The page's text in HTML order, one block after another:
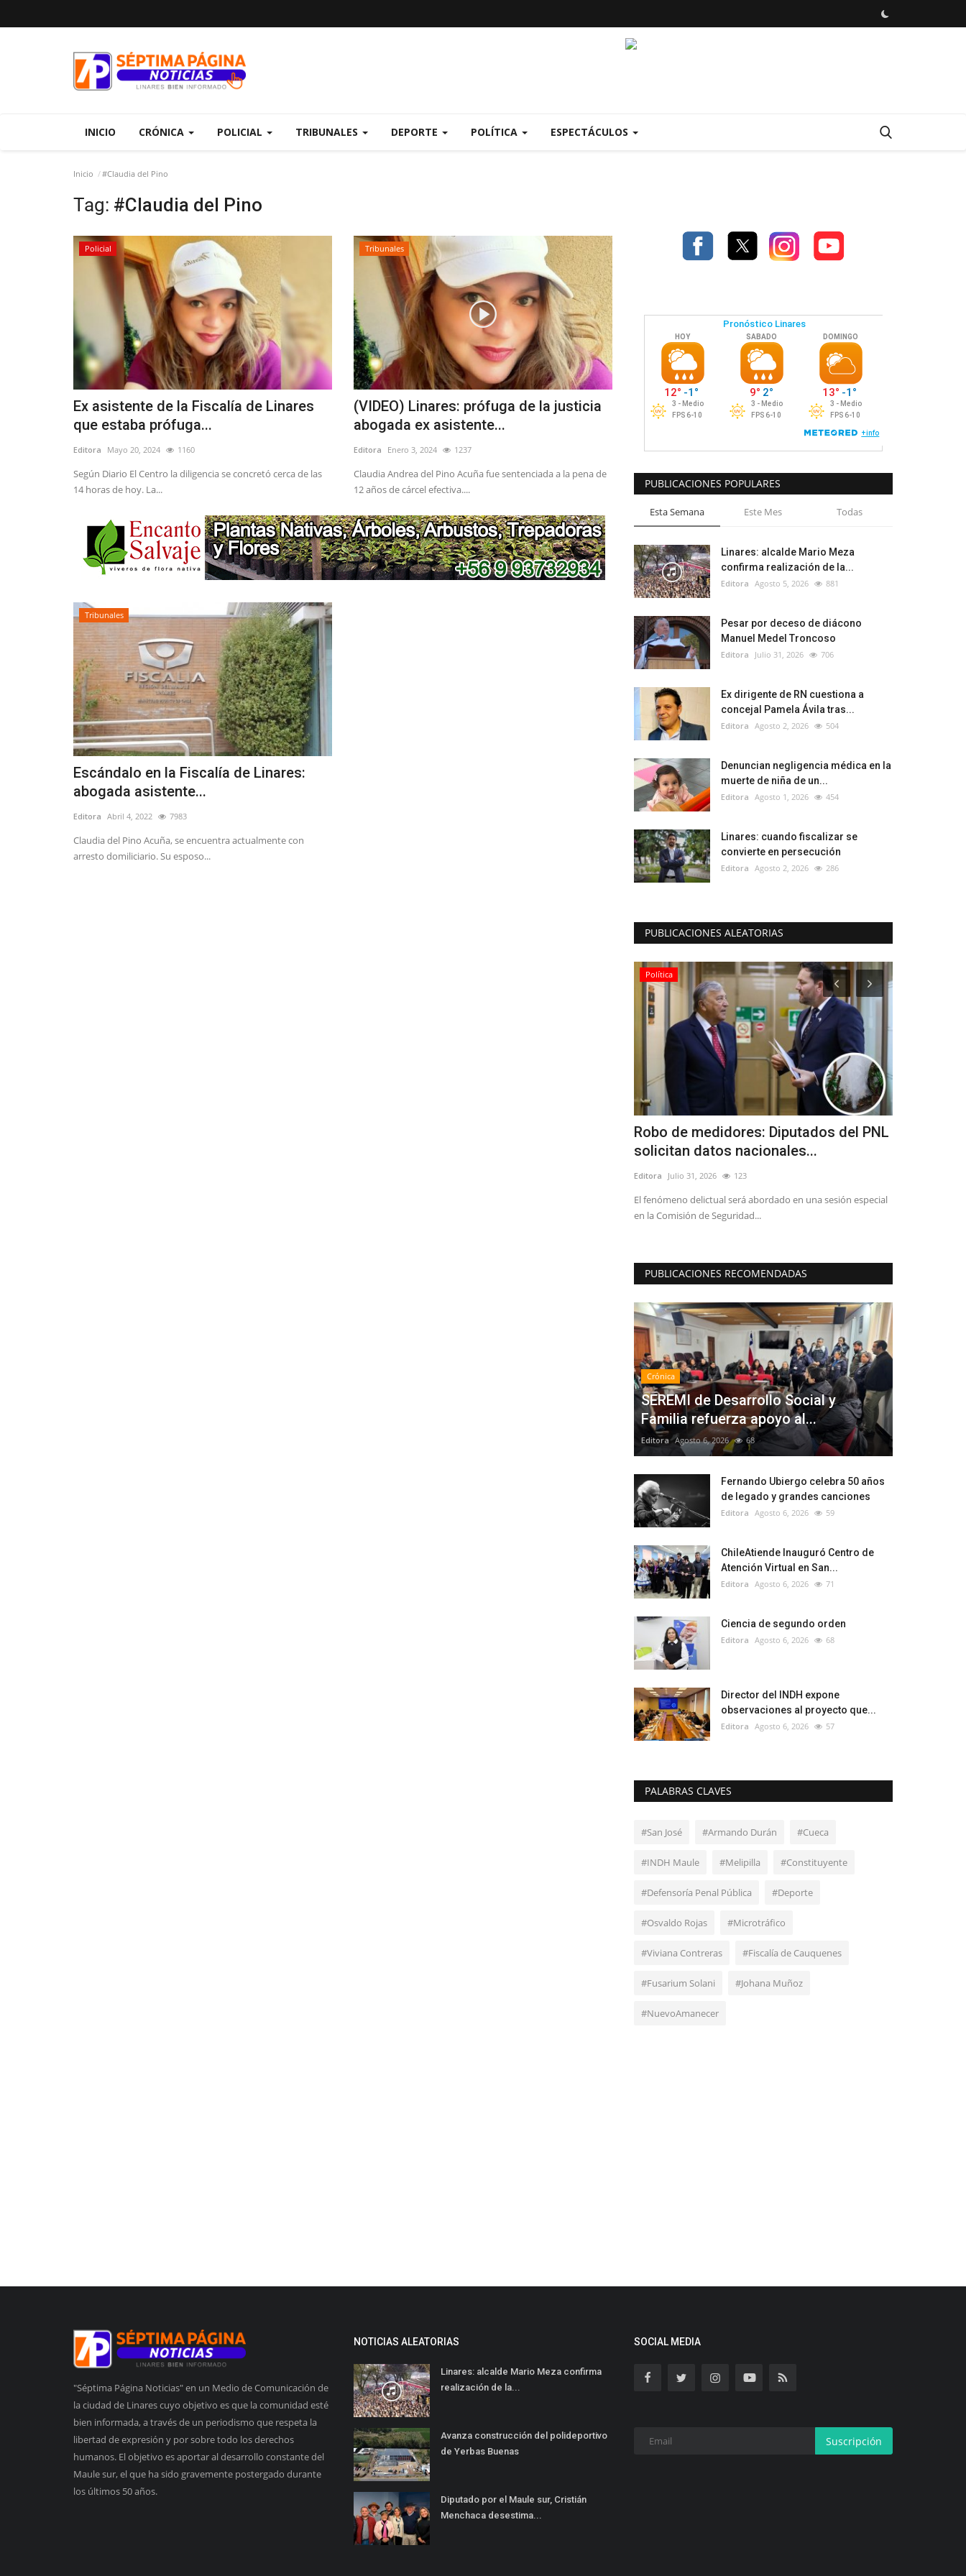
INICIO CRÓNICA POLICIAL TRIBUNALES DEPORTE POLÍTICA ESPECTÁCULOS
Inicio #Claudia del Pino
Tag: #Claudia del Pino
Policial
Ex asistente de la Fiscalía de Linares
que estaba prófuga...
Editora Mayo 20, 2024 1160
Según Diario El Centro la diligencia se concretó cerca de las
14 horas de hoy. La...
Tribunales
(VIDEO) Linares: prófuga de la justicia
abogada ex asistente...
Editora Enero 3, 2024 1237
Claudia Andrea del Pino Acuña fue sentenciada a la pena de
12 años de cárcel efectiva....
Tribunales
Escándalo en la Fiscalía de Linares:
abogada asistente...
Editora Abril 4, 2022 7983
Claudia del Pino Acuña, se encuentra actualmente con
arresto domiliciario. Su esposo...
PUBLICACIONES POPULARES
Esta Semana Este Mes Todas
Linares: alcalde Mario Meza
confirma realización de la...
Editora Agosto 5, 2026 881
Pesar por deceso de diácono
Manuel Medel Troncoso
Editora Julio 31, 2026 706
Ex dirigente de RN cuestiona a
concejal Pamela Ávila tras...
Editora Agosto 2, 2026 504
Denuncian negligencia médica en la
muerte de niña de un...
Editora Agosto 1, 2026 454
Linares: cuando fiscalizar se
convierte en persecución
Editora Agosto 2, 2026 286
PUBLICACIONES ALEATORIAS
Política
Robo de medidores: Diputados del PNL
solicitan datos nacionales...
Editora Julio 31, 2026 123
El fenómeno delictual será abordado en una sesión especial
en la Comisión de Seguridad...
PUBLICACIONES RECOMENDADAS
Crónica
SEREMI de Desarrollo Social y
Familia refuerza apoyo al...
Editora Agosto 6, 2026 68
Fernando Ubiergo celebra 50 años
de legado y grandes canciones
Editora Agosto 6, 2026 59
ChileAtiende Inauguró Centro de
Atención Virtual en San...
Editora Agosto 6, 2026 71
Ciencia de segundo orden
Editora Agosto 6, 2026 68
Director del INDH expone
observaciones al proyecto que...
Editora Agosto 6, 2026 57
PALABRAS CLAVES
#San José #Armando Durán #Cueca
#INDH Maule #Melipilla #Constituyente
#Defensoría Penal Pública #Deporte
#Osvaldo Rojas #Microtráfico
#Viviana Contreras #Fiscalía de Cauquenes
#Fusarium Solani #Johana Muñoz
#NuevoAmanecer
"Séptima Página Noticias" en un Medio de Comunicación de
la ciudad de Linares cuyo objetivo es que la comunidad esté
bien informada, a través de un periodismo que respeta la
libertad de expresión y por sobre todo los derechos
humanos. El objetivo es aportar al desarrollo constante del
Maule sur, el que ha sido gravemente postergado durante
los últimos 50 años.
NOTICIAS ALEATORIAS
Linares: alcalde Mario Meza confirma
realización de la...
Avanza construcción del polideportivo
de Yerbas Buenas
Diputado por el Maule sur, Cristián
Menchaca desestima...
SOCIAL MEDIA
Suscripción